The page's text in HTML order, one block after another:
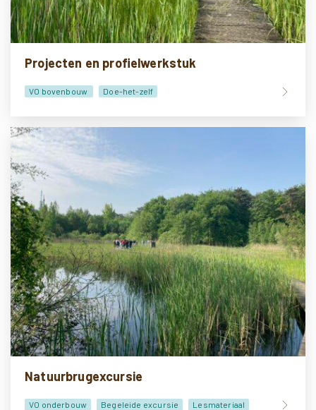
Projecten en profielwerkstuk
VO bovenbouw Doe-het-zelf
Natuurbrugexcursie
VO onderbouw Begeleide excursie Lesmateriaal